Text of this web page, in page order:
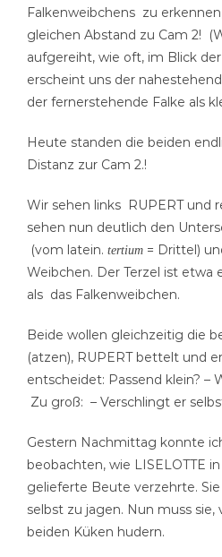
Falkenweibchens zu
gleichen Abstand zu Cam 2!
aufgereiht, wie oft, im Blick
erscheint uns der
der fernerstehende Falke als
Heute standen die beiden
Distanz zur Cam 2.!
Wir sehen links RUPERT und
sehen nun deutlich den
(vom latein. tertium= Drittel)
Weibchen. Der Terzel ist etwa
als das Falkenweibchen.
Beide wollen gleichzeitig die
(atzen), RUPERT bettelt und
entscheidet: Passend klein? –
Zu groß: – Verschlingt er
Gestern Nachmittag konnte
beobachten, wie LISELOTTE
gelieferte Beute verzehrte.
selbst zu jagen. Nun muss sie,
beiden Küken hudern.